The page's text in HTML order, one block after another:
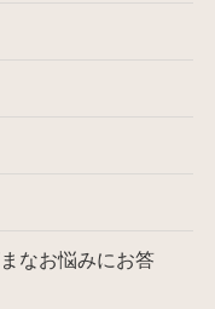
なお悩みにお答